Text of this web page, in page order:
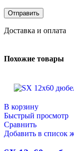
Доставка и оплата
Похожие товары
В корзину
Быстрый просмотр
Сравнить
Добавить в список